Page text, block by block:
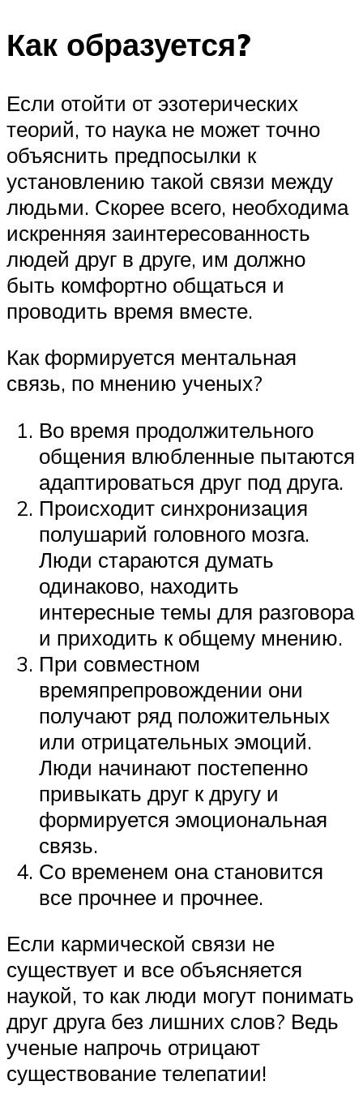
Как образуется?
Если отойти от эзотерических
теорий, то наука не может точно
объяснить предпосылки к
установлению такой связи между
людьми. Скорее всего, необходима
искренняя заинтересованность
людей друг в друге, им должно
быть комфортно общаться и
проводить время вместе.
Как формируется ментальная
связь, по мнению ученых?
Во время продолжительного
общения влюбленные пытаются
адаптироваться друг под друга.
Происходит синхронизация
полушарий головного мозга.
Люди стараются думать
одинаково, находить
интересные темы для разговора
и приходить к общему мнению.
При совместном
времяпрепровождении они
получают ряд положительных
или отрицательных эмоций.
Люди начинают постепенно
привыкать друг к другу и
формируется эмоциональная
связь.
Со временем она становится
все прочнее и прочнее.
Если кармической связи не
существует и все объясняется
наукой, то как люди могут понимать
друг друга без лишних слов? Ведь
ученые напрочь отрицают
существование телепатии!